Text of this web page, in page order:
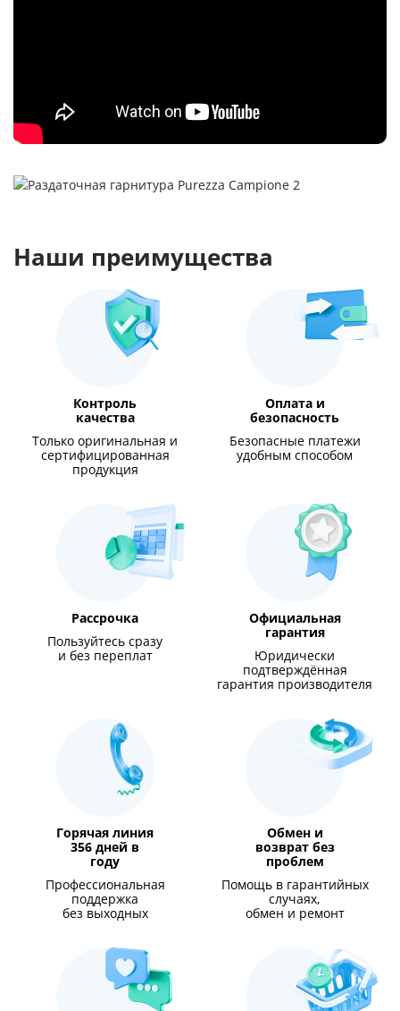
Наши преимущества
Контроль
качества
Только оригинальная и
сертифицированная
продукция
Оплата и
безопасность
Безопасные платежи
удобным способом
Рассрочка
Пользуйтесь сразу
и без переплат
Официальная
гарантия
Юридически
подтверждённая
гарантия производителя
Горячая линия
356 дней в
году
Профессиональная
поддержка
без выходных
Обмен и
возврат без
проблем
Помощь в гарантийных
случаях,
обмен и ремонт